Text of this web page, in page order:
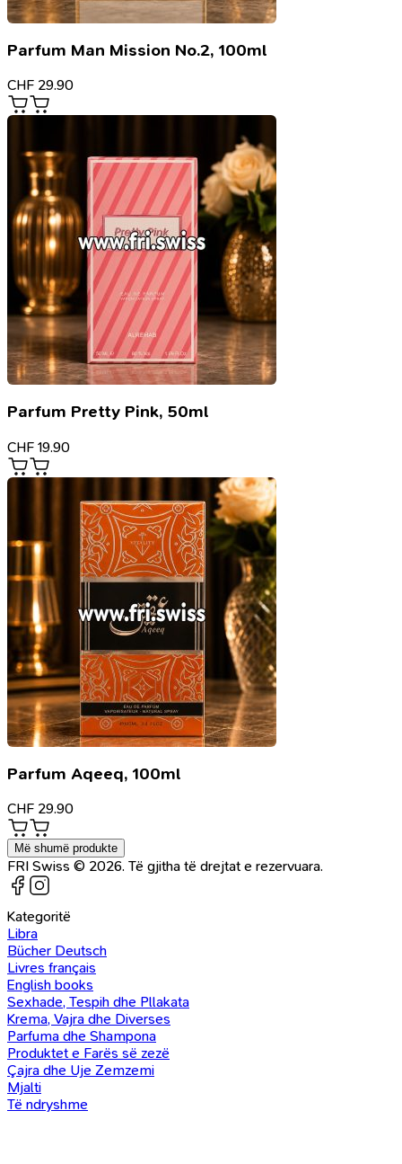
Parfum Man Mission No.2, 100ml
CHF 29.90
Parfum Pretty Pink, 50ml
CHF 19.90
Parfum Aqeeq, 100ml
CHF 29.90
Më shumë produkte
FRI Swiss © 2026. Të gjitha të drejtat e rezervuara.
Kategoritë
Libra
Bücher Deutsch
Livres français
English books
Sexhade, Tespih dhe Pllakata
Krema, Vajra dhe Diverses
Parfuma dhe Shampona
Produktet e Farës së zezë
Çajra dhe Uje Zemzemi
Mjalti
Të ndryshme